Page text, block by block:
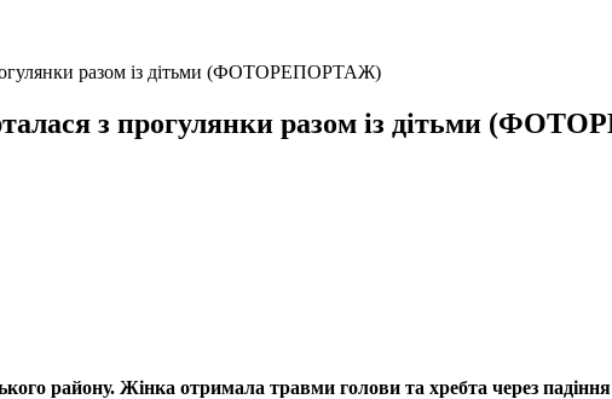
разом із дітьми (ФОТОРЕПОРТАЖ)
з прогулянки разом із дітьми
району. Жінка отримала травми голови та хребта через